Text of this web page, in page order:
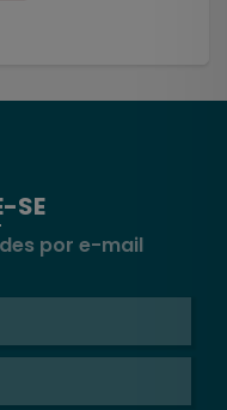
SE
por e-mail